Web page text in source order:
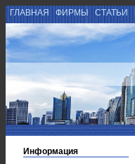
ГЛАВНАЯ ФИРМЫ СТАТЬИ
Информация